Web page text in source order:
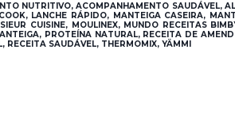
NUTRITIVO, ACOMPANHAMENTO SAUDÁVEL,
LANCHE RÁPIDO, MANTEIGA CASEIRA,
CUISINE, MOULINEX, MUNDO RECEITAS
PROTEÍNA NATURAL, RECEITA DE
RECEITA SAUDÁVEL, THERMOMIX, YÄMMI